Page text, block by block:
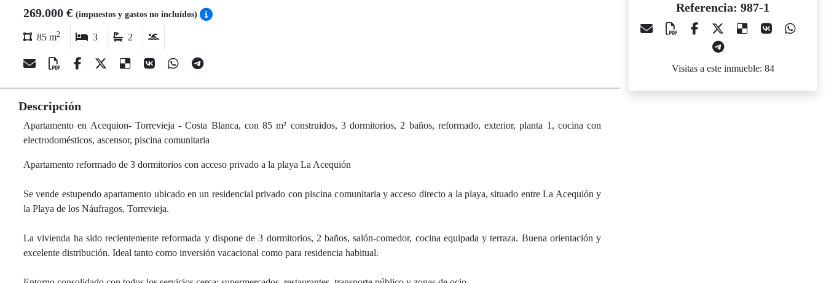
269.000 € (impuestos y gastos no incluídos)
85 m2 3 2
Descripción
Apartamento en Acequion- Torrevieja - Costa Blanca, con 85 m² construidos, 3 dormitorios, 2 baños, reformado, exterior, planta 1, cocina con
electrodomésticos, ascensor, piscina comunitaria
Apartamento reformado de 3 dormitorios con acceso privado a la playa La Acequión
Se vende estupendo apartamento ubicado en un residencial privado con piscina comunitaria y acceso directo a la playa, situado entre La Acequión y
la Playa de los Náufragos, Torrevieja.
La vivienda ha sido recientemente reformada y dispone de 3 dormitorios, 2 baños, salón-comedor, cocina equipada y terraza. Buena orientación y
excelente distribución. Ideal tanto como inversión vacacional como para residencia habitual.
Referencia: 987-1
Visitas a este inmueble: 84